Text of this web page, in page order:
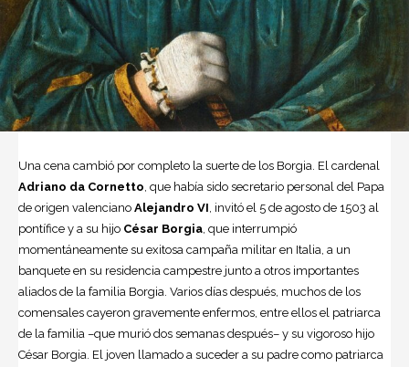
Una cena cambió por completo la suerte de los Borgia. El cardenal
Adriano da Cornetto , que había sido secretario personal del Papa
de origen valenciano Alejandro VI , invitó el 5 de agosto de 1503 al
pontífice y a su hijo César Borgia , que interrumpió
momentáneamente su exitosa campaña militar en Italia , a un
banquete en su residencia campestre junto a otros importantes
aliados de la familia Borgia. Varios días después, muchos de los
comensales cayeron gravemente enfermos, entre ellos el patriarca
de la familia –que murió dos semanas después– y su vigoroso hijo
César Borgia. El joven llamado a suceder a su padre como patriarca